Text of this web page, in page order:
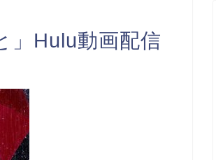
」Hulu動画配信